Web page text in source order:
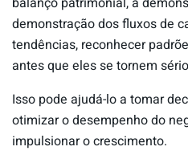
demonstração dos fluxos de
tendências, reconhecer
antes que eles se tornem
Isso pode ajudá-lo a tomar
otimizar o desempenho do
impulsionar o crescimento.